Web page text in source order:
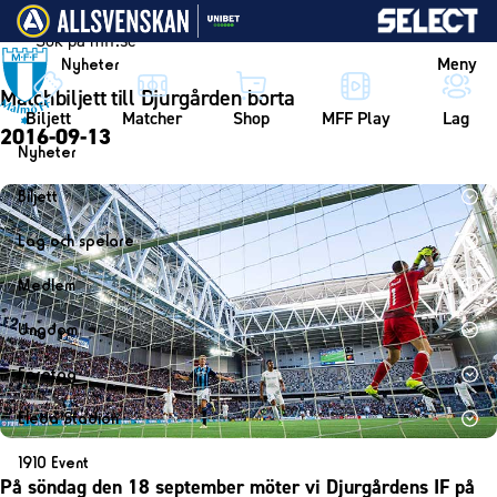
Vidare till innehållet
Nyheter Meny
Biljett Matcher Shop MFF Play Lag
Nyheter
Nyheter
Kalender
Biljett
Biljett
Årskort herr
Årskort dam
Mitt MFF
Biljetter till bortamatcher
Biljettvillkor
Lag och spelare
Lag
Herrlaget
Spelare
Ledarstab
Damlaget
Spelare
Ledarstab
Medlem
Medlemskap i Malmö FF
Årsmöte 2026
Ungdom
MFF Ungdom
Sommarfotboll
Skånecupen
Fotbollsskolan
Företag
Bli företagspartner
Nätverket
Klubbstolar
Eleda Stadion
Eleda Stadion
Erics Bar & Restaurang
1910 Event
Matchbiljett till Djurgården borta
2016-09-13
På söndag den 18 september möter vi Djurgårdens IF på